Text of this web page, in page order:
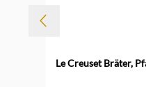
Le Creuset Bräter,